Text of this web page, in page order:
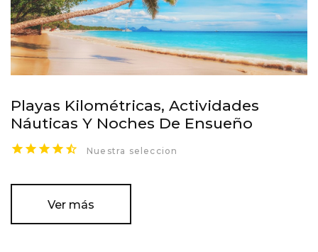
Playas Kilométricas, Actividades
Náuticas Y Noches De Ensueño
Nuestra seleccion
Ver más